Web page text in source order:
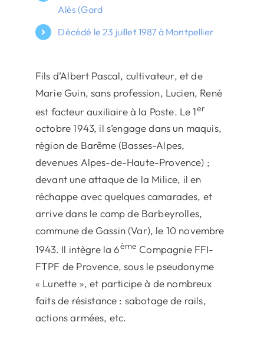
Alès (Gard
Décédé le 23 juillet 1987 à Montpellier
Fils d’Albert Pascal, cultivateur, et de
Marie Guin, sans profession, Lucien, René
est facteur auxiliaire à la Poste. Le 1er
octobre 1943, il s’engage dans un maquis,
région de Barême (Basses-Alpes,
devenues Alpes-de-Haute-Provence) ;
devant une attaque de la Milice, il en
réchappe avec quelques camarades, et
arrive dans le camp de Barbeyrolles,
commune de Gassin (Var), le 10 novembre
1943. Il intègre la 6ème Compagnie FFI-
FTPF de Provence, sous le pseudonyme
« Lunette », et participe à de nombreux
faits de résistance : sabotage de rails,
actions armées, etc.